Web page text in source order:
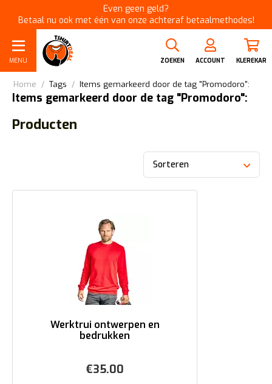
Even geen geld?
Betaal nu ook met één van onze achteraf betaalmethodes!
MENU ZOEKEN ACCOUNT KLEREKAR
Home / Tags / Items gemarkeerd door de tag "Promodoro":
Items gemarkeerd door de tag "Promodoro":
Producten
Sorteren
Werktrui ontwerpen en
bedrukken
€35.00